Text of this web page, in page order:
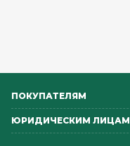
ПОКУПАТЕЛЯМ
ЮРИДИЧЕСКИМ ЛИЦАМ